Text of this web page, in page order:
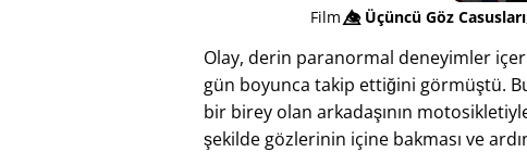
Film👁️⃤Üçüncü Göz Casusları
Olay, derin paranormal deneyimler
gün boyunca takip ettiğini görmüştü.
bir birey olan arkadaşının
şekilde gözlerinin içine bakması ve